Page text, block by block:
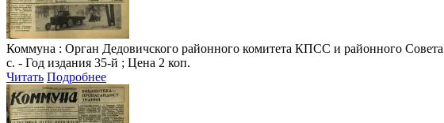
Коммуна : Орган Дедовичского районного комитета КПСС и районного
с. - Год издания 35-й ; Цена 2 коп.
Читать Подробнее